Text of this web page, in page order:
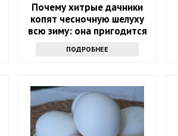
Почему хитрые дачники
копят чесночную шелуху
всю зиму: она пригодится
весной
ПОДРОБНЕЕ